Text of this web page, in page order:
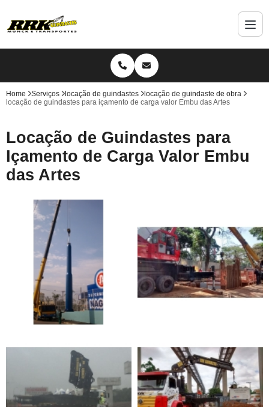
Home Serviços locação de guindastes
locação de guindaste de obra
locação de guindastes para içamento de carga valor Embu das Artes
Locação de Guindastes para
Içamento de Carga Valor Embu
das Artes